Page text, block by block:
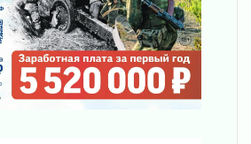
Ленобласти
почти на 40% за год
в честь дня рождения